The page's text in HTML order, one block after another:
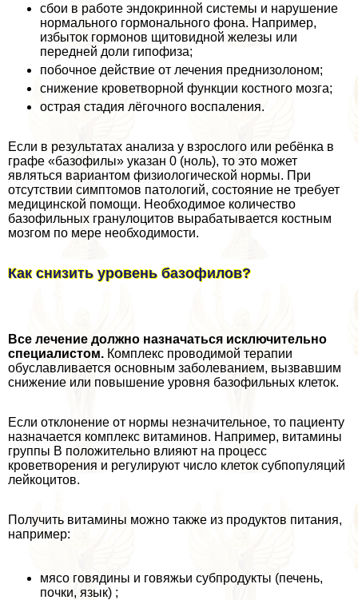
сбои в работе эндокринной системы и нарушение
нормального гормонального фона. Например,
избыток гормонов щитовидной железы или
передней доли гипофиза;
побочное действие от лечения преднизолоном;
снижение кроветворной функции костного мозга;
острая стадия лёгочного воспаления.
Если в результатах анализа у взрослого или ребёнка в
графе «базофилы» указан 0 (ноль), то это может
являться вариантом физиологической нормы. При
отсутствии симптомов патологий, состояние не требует
медицинской помощи. Необходимое количество
базофильных гранулоцитов выpaбатывается костным
мозгом по мере необходимости.
Как снизить уровень базофилов?
Все лечение должно назначаться исключительно
специалистом. Комплекс проводимой терапии
обуславливается основным заболеванием, вызвавшим
снижение или повышение уровня базофильных клеток.
Если отклонение от нормы незначительное, то пациенту
назначается комплекс витаминов. Например, витамины
группы В положительно влияют на процесс
кроветворения и регулируют число клеток субпопуляций
лейкоцитов.
Получить витамины можно также из продуктов питания,
например:
мясо говядины и говяжьи субпродукты (печень,
почки, язык) ;